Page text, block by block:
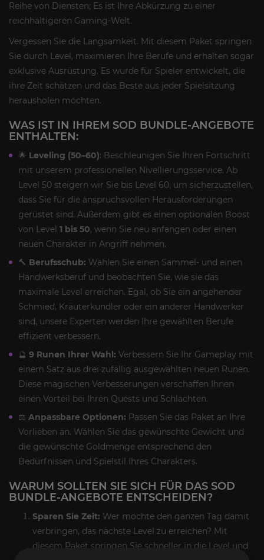
Reihe von Diensten; Es ist Ihre Abkürzung zu einer
reichhaltigeren Gaming-Welt.
Vergessen Sie die Langsamkeit. Mit diesem Paket springen
Sie durch Level, maximieren Ihre Berufe und erhalten sogar
exklusive Ausrüstung. Es wurde für Spieler entwickelt, die
ihre Zeit schätzen und das Beste aus jeder Spielsitzung
herausholen möchten.
WAS IST IN IHREM SOD BUNDLE-ANGEBOTE
ENTHALTEN:
🌟 Leveling (50–60): Beschleunigen Sie Ihren Fortschritt
mit unserem professionellen Nivellierungsservice. Ab
Level 50 steigern wir Sie bis Level 60, um sicherzustellen,
dass Sie für die anspruchsvollen Herausforderungen
gerüstet sind. Außerdem gibt es einen optionalen Boost
von Level 1 bis 50, wenn Sie neu anfangen oder einen
neuen Charakter in Angriff nehmen.
🔨 Berufsschub: Wählen Sie einen Sammel- und einen
Handwerksberuf und beobachten Sie, wie sie das
maximale Level erreichen. Egal, ob Sie ein angehender
Schmied, Kräuterkundler oder ein anderer Handwerker
sind, unsere Experten werden Ihre gewählten Berufe
effizient verbessern.
🔮 9 Runen Ihrer Wahl: Verbessern Sie Ihr Gameplay mit
einem Satz aus drei zufällig ausgewählten neuen Runen.
Diese magischen Verbesserungen verschaffen Ihnen
einen Vorteil bei Ihren Quests und Schlachten.
⚖️ Anpassbare Optionen: Passen Sie das Paket an Ihre
Vorlieben an. Wählen Sie das gewünschte Gewicht und
die gewünschte Goldmenge entsprechend den
Bedürfnissen und Spielstil Ihres Charakters.
WARUM SOLLTEN SIE SICH FÜR DAS SOD
BUNDLE-ANGEBOTE ENTSCHEIDEN?
Sparen Sie Zeit: Wer möchte den ganzen Tag damit
verbringen, das nächste Level zu erreichen? Mit
diesem Paket springen Sie schneller in die Level und